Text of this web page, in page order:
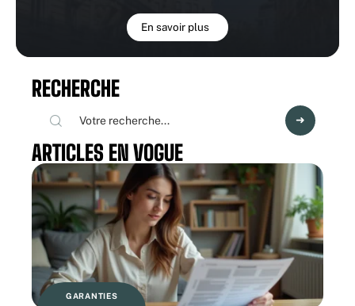
En savoir plus
RECHERCHE
ARTICLES EN VOGUE
GARANTIES